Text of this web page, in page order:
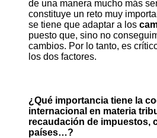
de una manera mucho más
constituye un reto muy
se tiene que adaptar a los
puesto que, sino no
cambios. Por lo tanto, es
los dos factores.
¿Qué importancia tiene la
internacional en materia
recaudación de impuestos,
países…?